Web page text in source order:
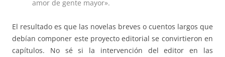
amor de gente mayor».
El resultado es que las novelas breves o cuentos largos que
debían componer este proyecto editorial se convirtieron en
capítulos. No sé si la intervención del editor en las